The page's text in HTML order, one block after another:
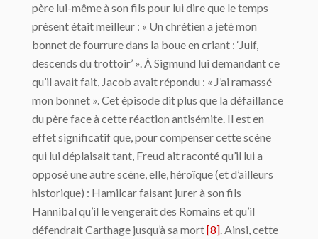
père lui-même à son fils pour lui dire que le temps
présent était meilleur : « Un chrétien a jeté mon
bonnet de fourrure dans la boue en criant : ‘Juif,
descends du trottoir’ ». À Sigmund lui demandant ce
qu’il avait fait, Jacob avait répondu : « J’ai ramassé
mon bonnet ». Cet épisode dit plus que la défaillance
du père face à cette réaction antisémite. Il est en
effet significatif que, pour compenser cette scène
qui lui déplaisait tant, Freud ait raconté qu’il lui a
opposé une autre scène, elle, héroïque (et d’ailleurs
historique) : Hamilcar faisant jurer à son fils
Hannibal qu’il le vengerait des Romains et qu’il
défendrait Carthage jusqu’à sa mort[8]. Ainsi, cette